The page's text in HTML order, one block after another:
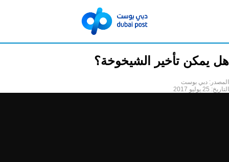
هل يمكن تأخير الشيخوخة؟
المصدر: دبي بوست
التاريخ: 25 يوليو 2017